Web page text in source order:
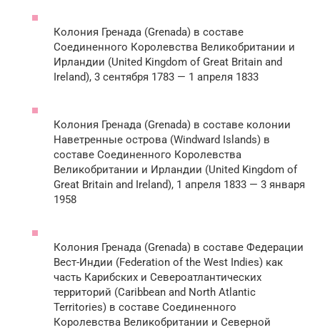
Колония Гренада (Grenada) в составе
Соединенного Королевства Великобритании и
Ирландии (United Kingdom of Great Britain and
Ireland), 3 сентября 1783 — 1 апреля 1833
Колония Гренада (Grenada) в составе колонии
Наветренные острова (Windward Islands) в
составе Соединенного Королевства
Великобритании и Ирландии (United Kingdom of
Great Britain and Ireland), 1 апреля 1833 — 3 января
1958
Колония Гренада (Grenada) в составе Федерации
Вест-Индии (Federation of the West Indies) как
часть Карибских и Североатлантических
территорий (Caribbean and North Atlantic
Territories) в составе Соединенного
Королевства Великобритании и Северной